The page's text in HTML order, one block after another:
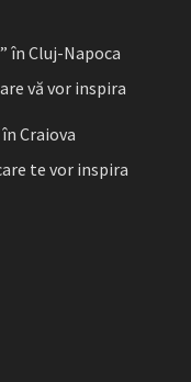
în Cluj-Napoca
vă vor inspira
Craiova
te vor inspira